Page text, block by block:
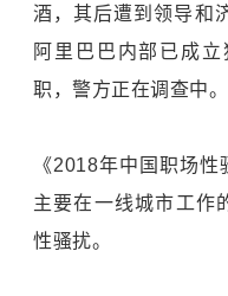
酒，其后遭到领导和
阿里巴巴内部已成
职，警方正在调查中。
《2018年中国职场
主要在一线城市工作
性骚扰。